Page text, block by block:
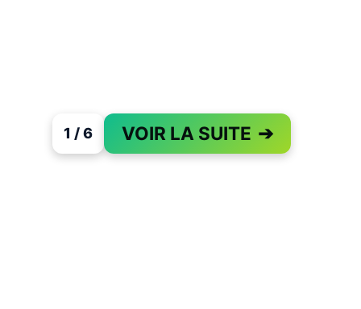
1 / 6 VOIR LA SUITE ➔
PAGE 1 OF 6